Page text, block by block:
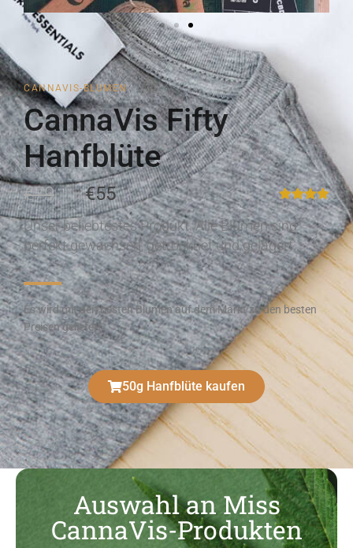
CANNAVIS-BLUMEN
CannaVis Fifty
Hanfblüte
€79 €55
Unser beliebtestes Produkt. Alle Blumen sind
perfekt gewachsen, getrocknet und gelagert.
Es wird mit den besten Blumen auf dem Markt zu den besten
Preisen geliefert
50g Hanfblüte kaufen
Auswahl an Miss
CannaVis-Produkten